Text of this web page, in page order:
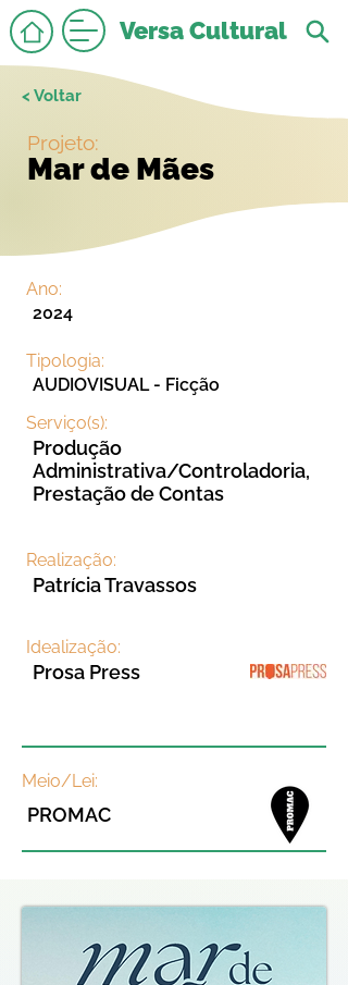
Versa Cultural
< Voltar
Projeto:
Mar de Mães
Ano:
2024
Tipologia:
AUDIOVISUAL - Ficção
Serviço(s):
Produção
Administrativa/Controladoria,
Prestação de Contas
Realização:
Patrícia Travassos
Idealização:
Prosa Press
Meio/Lei:
PROMAC